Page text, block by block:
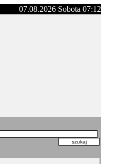
07.08.2026 Sobota 07:12